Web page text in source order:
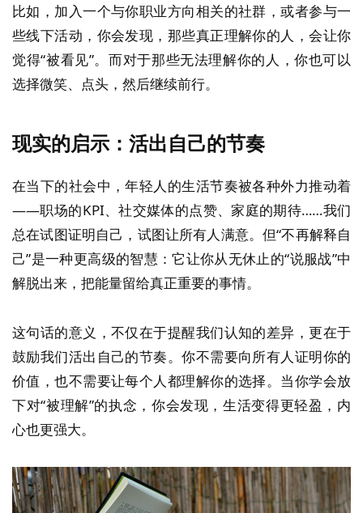
比如，加入一个与你职业方向相关的社群，或者参与一
些线下活动，你会发现，那些真正理解你的人，会让你
觉得“被看见”。而对于那些无法理解你的人，你也可以
选择微笑、点头，然后继续前行。
现实的启示：活出自己的节奏
在当下的社会中，年轻人的生活节奏被各种外力推动着
——职场的KPI、社交媒体的点赞、家庭的期待……我们
总在试图证明自己，试图让所有人满意。但“不再解释自
己”是一种更高级的智慧：它让你从无休止的“说服战”中
解脱出来，把能量留给真正重要的事情。
这句话的意义，不仅在于提醒我们认知的差异，更在于
鼓励我们活出自己的节奏。你不需要向所有人证明你的
价值，也不需要让每个人都理解你的选择。当你学会放
下对“被理解”的执念，你会发现，生活变得更轻盈，内
心也更强大。